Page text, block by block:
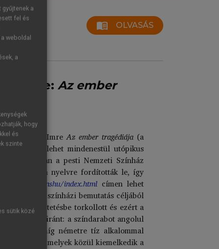
menu_book OLVASÁS
Imre: Az ember
Madách ImreAz ember tragédiája(a
ha nem is lehet mindenestül utópikus
1883-ban a pesti Nemzeti Színház
negyven nyelvre fordították le, így
transhu/index.html címen lehet
fordítás színházi bemutatás céljából
tüntetésbe torkollott és ezért a
Madách iránt: a színdarabot angolul
létezik, míg németre tíz alkalommal
is ihletett, melyek közül kiemelkedik a
a
fel és
weboldal
a
hogy
és
szinte
sütik közé